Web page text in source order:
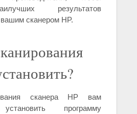
результатов
сканером HP.
сканера HP вам
программу